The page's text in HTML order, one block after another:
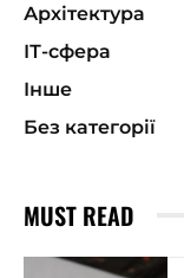
Архітектура
ІТ-сфера
Інше
Без категорії
MUST READ